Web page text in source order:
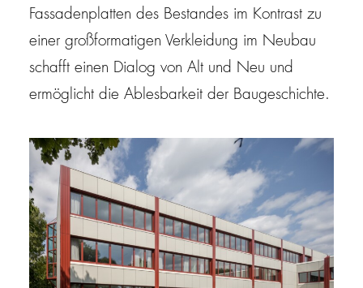
Fassadenplatten des Bestandes im Kontrast zu
einer großformatigen Verkleidung im Neubau
schafft einen Dialog von Alt und Neu und
ermöglicht die Ablesbarkeit der Baugeschichte.